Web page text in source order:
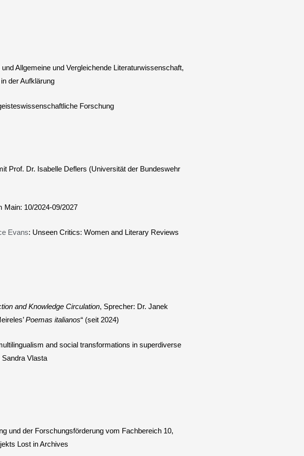
Allgemeine und Vergleichende Literaturwissenschaft,
der Aufklärung
Forschung
Prof. Dr. Isabelle Deflers (Universität der Bundeswehr
Main: 10/2024-09/2027
Evans: Unseen Critics: Women and Literary Reviews
and Knowledge Circulation, Sprecher: Dr. Janek
Poemas italianos“ (seit 2024)
and social transformations in superdiverse
Sandra Vlasta
und der Forschungsförderung vom Fachbereich 10,
Lost in Archives